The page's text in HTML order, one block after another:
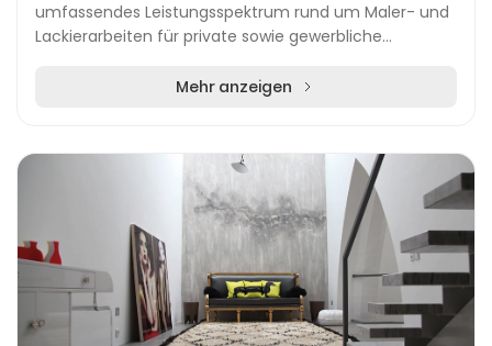
umfassendes Leistungsspektrum rund um Maler- und
Lackierarbeiten für private sowie gewerbliche
Mehr anzeigen